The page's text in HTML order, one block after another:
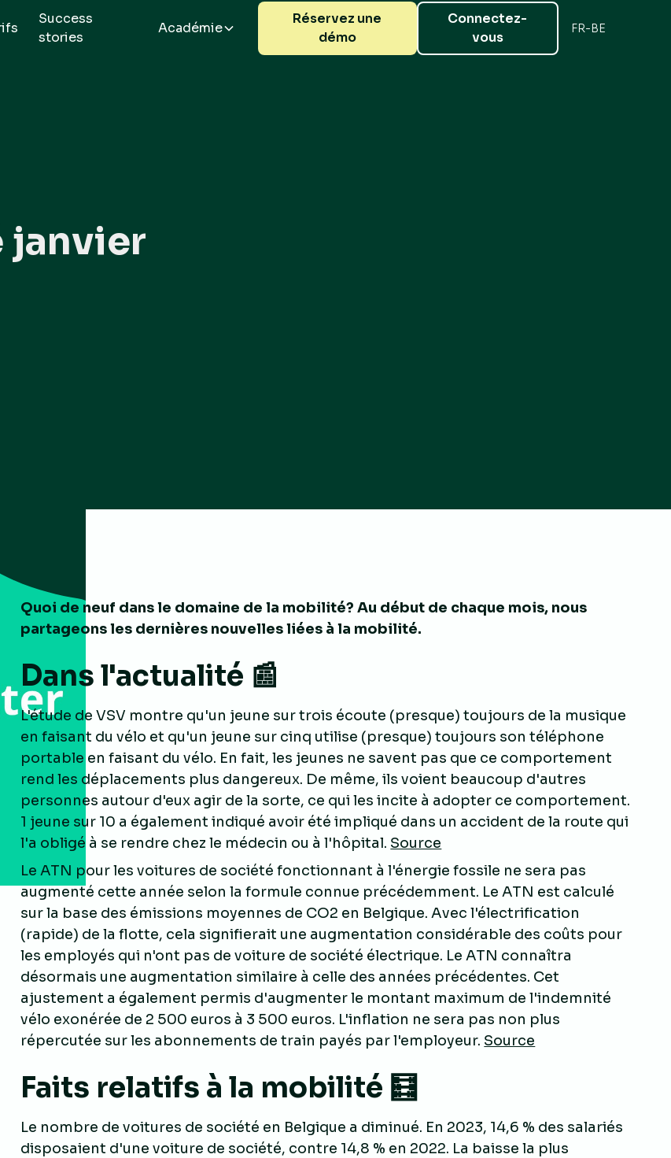
Success
stories
Académie
Réservez une
démo
Connectez-
vous
FR-BE
janvier
Quoi de neuf dans le domaine de la mobilité? Au début de chaque mois, nous
partageons les dernières nouvelles liées à la mobilité.
Dans l'actualité 📰
L'étude de VSV montre qu'un jeune sur trois écoute (presque) toujours de la musique
en faisant du vélo et qu'un jeune sur cinq utilise (presque) toujours son téléphone
portable en faisant du vélo. En fait, les jeunes ne savent pas que ce comportement
rend les déplacements plus dangereux. De même, ils voient beaucoup d'autres
personnes autour d'eux agir de la sorte, ce qui les incite à adopter ce comportement.
1 jeune sur 10 a également indiqué avoir été impliqué dans un accident de la route qui
l'a obligé à se rendre chez le médecin ou à l'hôpital. Source
Le ATN pour les voitures de société fonctionnant à l'énergie fossile ne sera pas
augmenté cette année selon la formule connue précédemment. Le ATN est calculé
sur la base des émissions moyennes de CO2 en Belgique. Avec l'électrification
(rapide) de la flotte, cela signifierait une augmentation considérable des coûts pour
les employés qui n'ont pas de voiture de société électrique. Le ATN connaîtra
désormais une augmentation similaire à celle des années précédentes. Cet
ajustement a également permis d'augmenter le montant maximum de l'indemnité
vélo exonérée de 2 500 euros à 3 500 euros. L'inflation ne sera pas non plus
répercutée sur les abonnements de train payés par l'employeur. Source
Faits relatifs à la mobilité 🧮
Le nombre de voitures de société en Belgique a diminué. En 2023, 14,6 % des salariés
disposaient d'une voiture de société, contre 14,8 % en 2022. La baisse la plus